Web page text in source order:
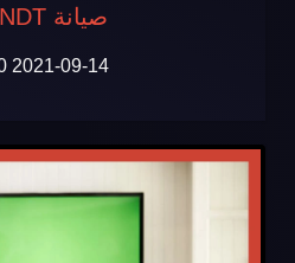
صيانة BRANDT
2021-09-14
0